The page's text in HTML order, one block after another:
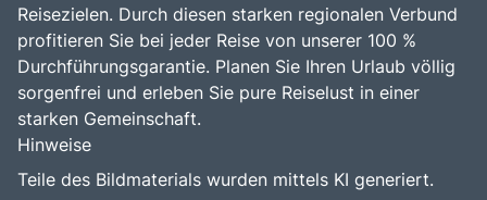
Reisezielen. Durch diesen starken regionalen Verbund
profitieren Sie bei jeder Reise von unserer 100 %
Durchführungsgarantie. Planen Sie Ihren Urlaub völlig
sorgenfrei und erleben Sie pure Reiselust in einer
starken Gemeinschaft.
Hinweise
Teile des Bildmaterials wurden mittels KI generiert.